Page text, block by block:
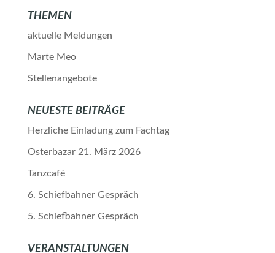
THEMEN
aktuelle Meldungen
Marte Meo
Stellenangebote
NEUESTE BEITRÄGE
Herzliche Einladung zum Fachtag
Osterbazar 21. März 2026
Tanzcafé
6. Schiefbahner Gespräch
5. Schiefbahner Gespräch
VERANSTALTUNGEN